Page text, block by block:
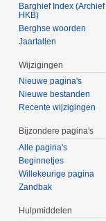
Barghief Index (Archief
HKB)
Berghse woorden
Jaartallen
Wijzigingen
Nieuwe pagina's
Nieuwe bestanden
Recente wijzigingen
Bijzondere pagina's
Alle pagina's
Beginnetjes
Willekeurige pagina
Zandbak
Hulpmiddelen